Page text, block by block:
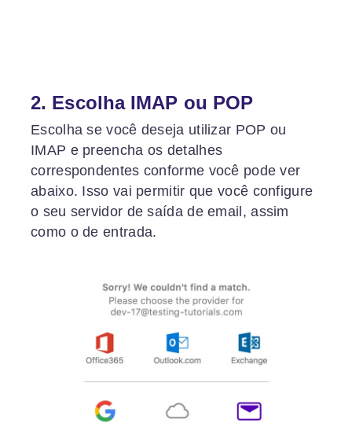
2. Escolha IMAP ou POP
Escolha se você deseja utilizar POP ou
IMAP e preencha os detalhes
correspondentes conforme você pode ver
abaixo. Isso vai permitir que você configure
o seu servidor de saída de email, assim
como o de entrada.